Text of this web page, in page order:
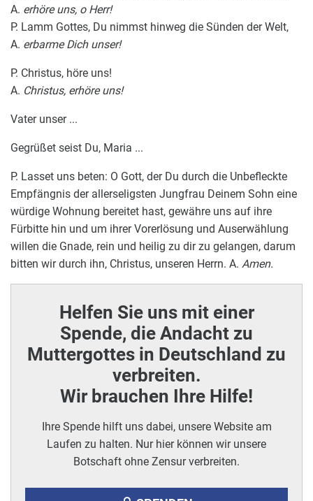
A. erhöre uns, o Herr!
P. Lamm Gottes, Du nimmst hinweg die Sünden der Welt,
A. erbarme Dich unser!
P. Christus, höre uns!
A. Christus, erhöre uns!
Vater unser ...
Gegrüßet seist Du, Maria ...
P. Lasset uns beten: O Gott, der Du durch die Unbefleckte
Empfängnis der allerseligsten Jungfrau Deinem Sohn eine
würdige Wohnung bereitet hast, gewähre uns auf ihre
Fürbitte hin und um ihrer Vorerlösung und Auserwählung
willen die Gnade, rein und heilig zu dir zu gelangen, darum
bitten wir durch ihn, Christus, unseren Herrn. A. Amen.
Helfen Sie uns mit einer
Spende, die Andacht zu
Muttergottes in Deutschland zu
verbreiten.
Wir brauchen Ihre Hilfe!
Ihre Spende hilft uns dabei, unsere Website am
Laufen zu halten. Nur hier können wir unsere
Botschaft ohne Zensur verbreiten.